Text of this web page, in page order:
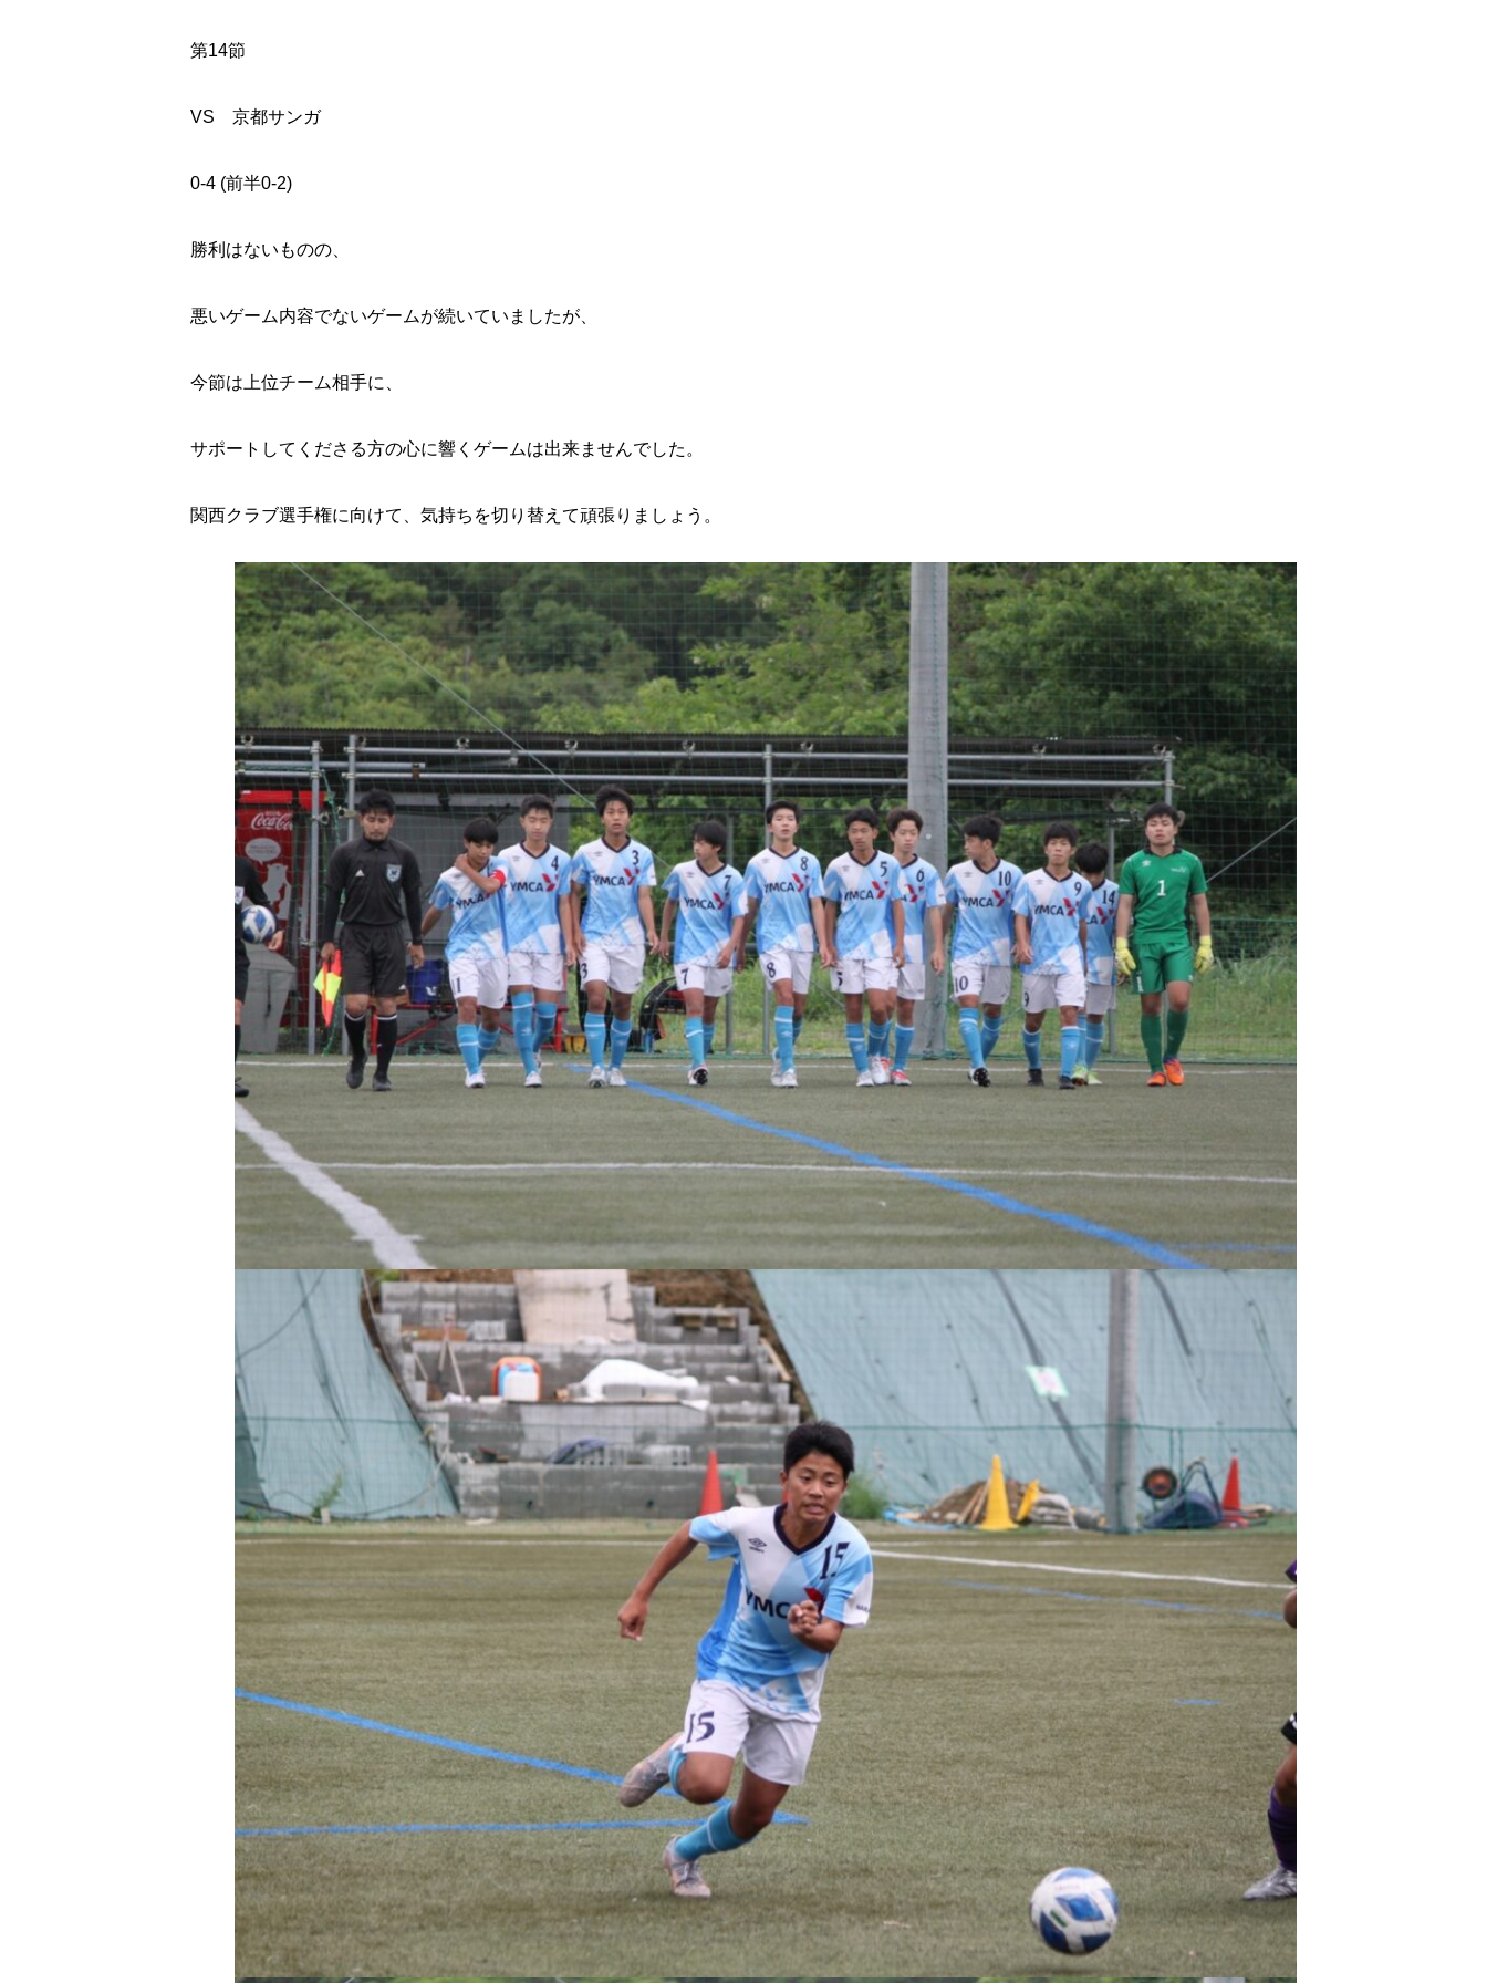
第14節
VS 京都サンガ
0-4 (前半0-2)
勝利はないものの、
悪いゲーム内容でないゲームが続いていましたが、
今節は上位チーム相手に、
サポートしてくださる方の心に響くゲームは出来ませんでした。
関西クラブ選手権に向けて、気持ちを切り替えて頑張りましょう。